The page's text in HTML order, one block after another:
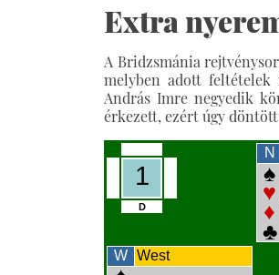
Extra
A Bridzsmánia
melyben adott
András Imre negyedik
érkezett, ezért úgy